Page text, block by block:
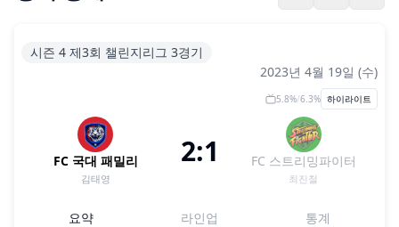
시즌 4 제3회 챌린지리그 3경기
2023년 4월 19일 (수)
5.8%/6.3% 하이라이트
FC 국대 패밀리
김태영
2:1 FC 스트리밍파이터
최진철
요약 라인업 통계